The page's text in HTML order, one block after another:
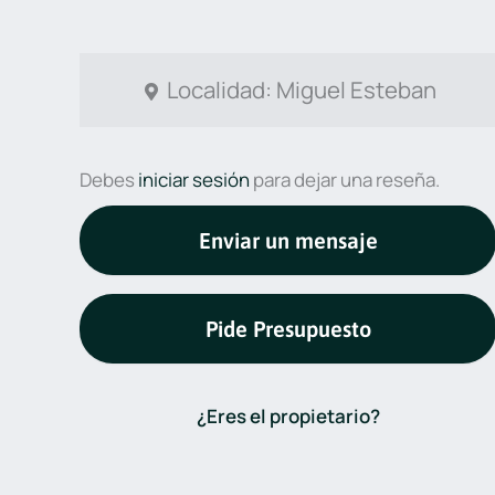
Localidad: Miguel Esteban
Debes iniciar sesión para dejar una reseña.
Enviar un mensaje
Pide Presupuesto
¿Eres el propietario?